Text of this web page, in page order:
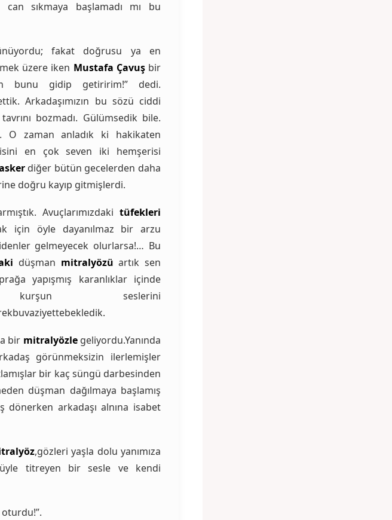
can sıkmaya başlamadı mı bu
fakat doğrusu ya en
üzere iken Mustafa Çavuşbir
bunu gidip getiririm!” dedi.
Arkadaşımızın bu sözü ciddi
bozmadı. Gülümsedik bile.
O zaman anladık ki hakikaten
en çok seven iki hemşerisi
diğer bütün gecelerden daha
doğru kayıp gitmişlerdi.
Avuçlarımızdaki tüfekleri
için öyle dayanılmaz bir arzu
gelmeyecek olurlarsa!… Bu
düşman mitralyözü artık sen
yapışmış karanlıklar içinde
seslerini
bir mitralyözlegeliyordu.Yanında
görünmeksizin ilerlemişler
bir kaç süngü darbesinden
düşman dağılmaya başlamış
dönerken arkadaşı alnına isabet
,gözleri yaşla dolu yanımıza
titreyen bir sesle ve kendi
oturdu!”.